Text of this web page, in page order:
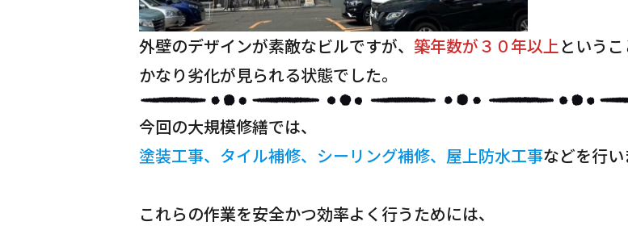
外壁のデザインが素敵なビルですが、 築年数が３０年以上というこ
かなり劣化が見られる状態でした。
今回の大規模修繕では、
塗装工事、タイル補修、シーリング補修、屋上防水工事などを行い
これらの作業を安全かつ効率よく行うためには、